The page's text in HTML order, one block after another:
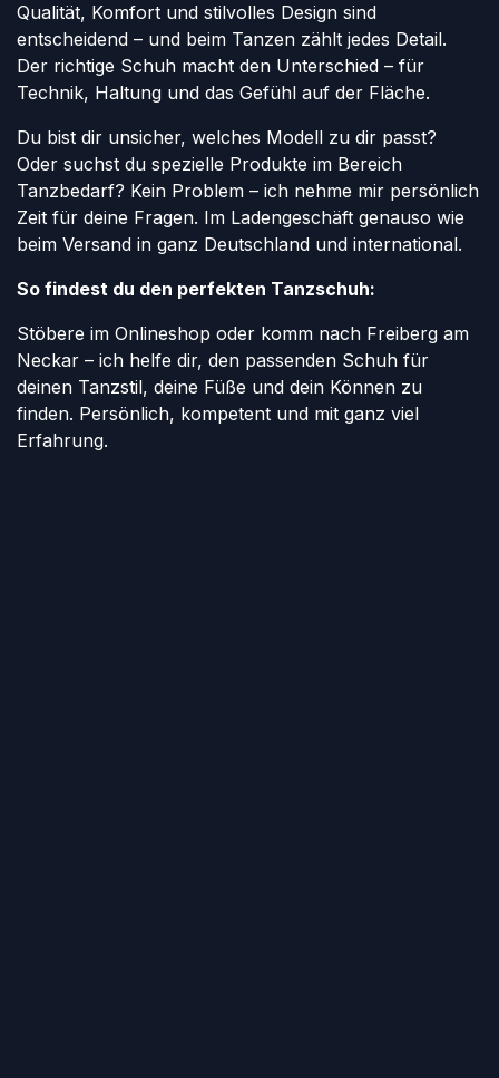
Qualität, Komfort und stilvolles Design sind
entscheidend – und beim Tanzen zählt jedes Detail.
Der richtige Schuh macht den Unterschied – für
Technik, Haltung und das Gefühl auf der Fläche.
Du bist dir unsicher, welches Modell zu dir passt?
Oder suchst du spezielle Produkte im Bereich
Tanzbedarf? Kein Problem – ich nehme mir persönlich
Zeit für deine Fragen. Im Ladengeschäft genauso wie
beim Versand in ganz Deutschland und international.
So findest du den perfekten Tanzschuh:
Stöbere im Onlineshop oder komm nach Freiberg am
Neckar – ich helfe dir, den passenden Schuh für
deinen Tanzstil, deine Füße und dein Können zu
finden. Persönlich, kompetent und mit ganz viel
Erfahrung.